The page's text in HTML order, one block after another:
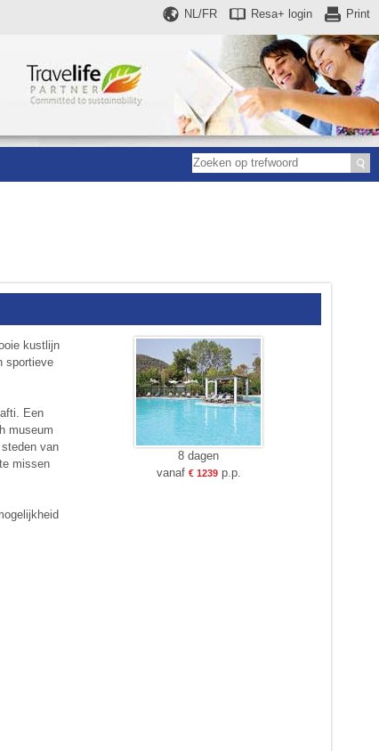
Print
Resa+ login
NL/FR
kustlijn
sportieve
Een
museum
van
missen
8 dagen
vanaf € 1239p.p.